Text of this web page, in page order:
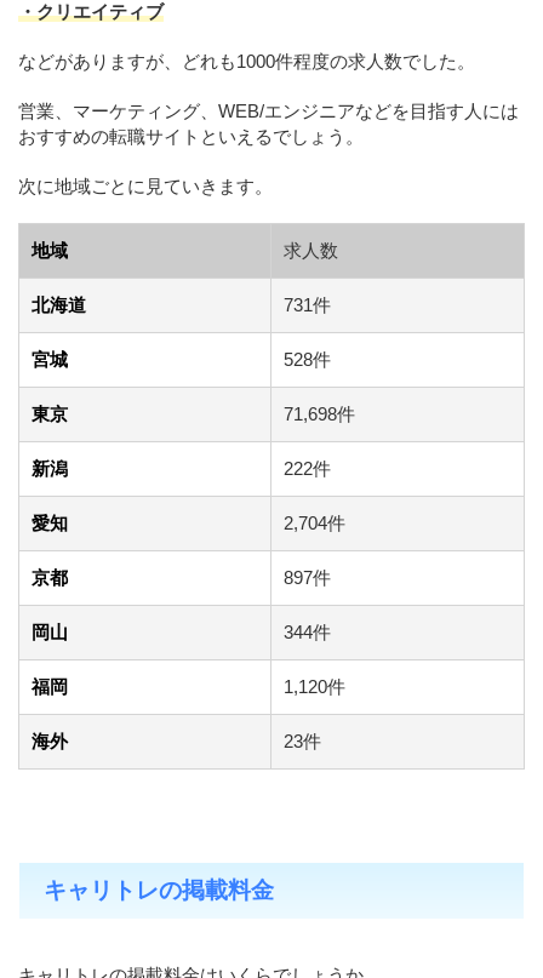
・クリエイティブ
などがありますが、どれも1000件程度の求人数でした。
営業、マーケティング、WEB/エンジニアなどを目指す人には
おすすめの転職サイトといえるでしょう。
次に地域ごとに見ていきます。
地域 求人数
北海道 731件
宮城 528件
東京 71,698件
新潟 222件
愛知 2,704件
京都 897件
岡山 344件
福岡 1,120件
海外 23件
キャリトレの掲載料金